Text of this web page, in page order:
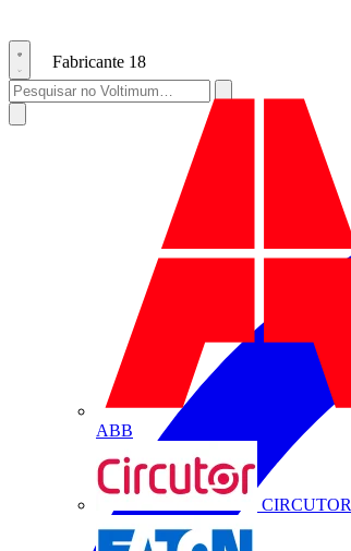
Fabricante 18
ABB
CIRCUTOR